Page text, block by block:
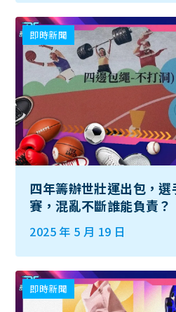
即時新聞
四年籌辦世壯運出包，
賽，混亂不斷誰能負責？
2025 年 5 月 19 日
即時新聞